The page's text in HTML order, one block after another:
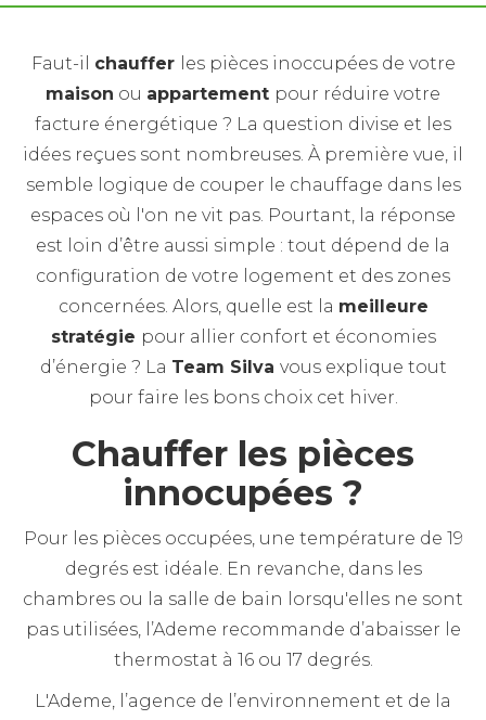
Faut-il chauffer les pièces inoccupées de votre
maison ou appartement pour réduire votre
facture énergétique ? La question divise et les
idées reçues sont nombreuses. À première vue, il
semble logique de couper le chauffage dans les
espaces où l'on ne vit pas. Pourtant, la réponse
est loin d’être aussi simple : tout dépend de la
configuration de votre logement et des zones
concernées. Alors, quelle est la meilleure
stratégie pour allier confort et économies
d’énergie ? La Team Silva vous explique tout
pour faire les bons choix cet hiver.
Chauffer les pièces
innocupées ?
Pour les pièces occupées, une température de 19
degrés est idéale. En revanche, dans les
chambres ou la salle de bain lorsqu'elles ne sont
pas utilisées, l’Ademe recommande d’abaisser le
thermostat à 16 ou 17 degrés.
L'Ademe, l’agence de l’environnement et de la